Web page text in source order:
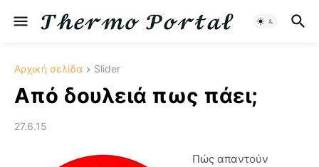
Αρχική σελίδα Slider
Από δουλειά πως πάει;
27.6.15
Πώς απαντούν